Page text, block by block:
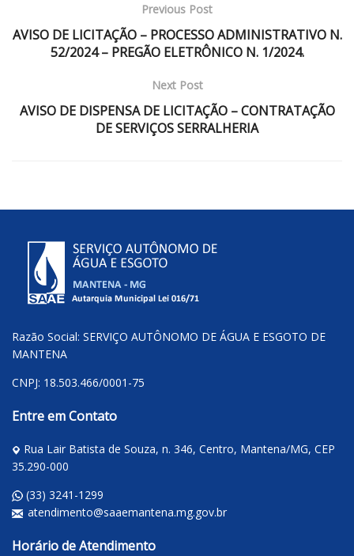
Previous Post
AVISO DE LICITAÇÃO – PROCESSO ADMINISTRATIVO N.
52/2024 – PREGÃO ELETRÔNICO N. 1/2024.
Next Post
AVISO DE DISPENSA DE LICITAÇÃO – CONTRATAÇÃO
DE SERVIÇOS SERRALHERIA
Razão Social: SERVIÇO AUTÔNOMO DE ÁGUA E ESGOTO DE
MANTENA
CNPJ: 18.503.466/0001-75
Entre em Contato
Rua Lair Batista de Souza, n. 346, Centro, Mantena/MG, CEP
35.290-000
(33) 3241-1299
atendimento@saaemantena.mg.gov.br
Horário de Atendimento